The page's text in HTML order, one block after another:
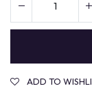
ADD TO